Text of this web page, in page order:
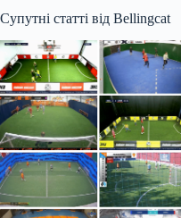
Супутні статті від Bellingcat